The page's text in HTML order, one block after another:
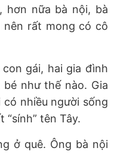
hơn nữa bà nội, bà
nên rất mong có cô
gái, hai gia đình
như thế nào. Gia
nhiều người sống
tên Tây.
ở quê. Ông bà nội